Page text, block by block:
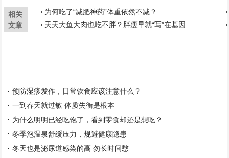
相关
文章
为何吃了“减肥神药”体重依然不减？
天天大鱼大肉也吃不胖？胖瘦早就“写”在基因
预防湿疹发作，日常饮食应该注意什么？
一到春天就过敏 体质失衡是根本
为什么明明已经吃饱了，看到零食却还是想吃？
冬季泡温泉舒缓压力，规避健康隐患
冬天也是泌尿道感染的高 勿长时间憋